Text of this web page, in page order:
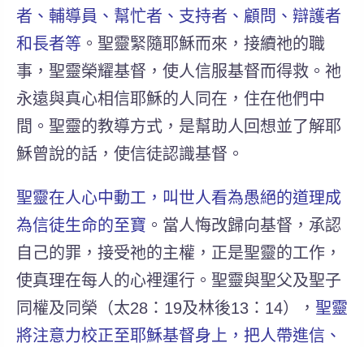
者、輔導員、幫忙者、支持者、顧問、辯護者
和長者等 。聖靈緊隨耶穌而來，接續祂的職
事，聖靈榮耀基督，使人信服基督而得救。祂
永遠與真心相信耶穌的人同在，住在他們中
間。聖靈的教導方式，是幫助人回想並了解耶
穌曾說的話，使信徒認識基督。
聖靈在人心中動工，叫世人看為愚絕的道理成
為信徒生命的至寶 。當人悔改歸向基督，承認
自己的罪，接受祂的主權，正是聖靈的工作，
使真理在每人的心裡運行。聖靈與聖父及聖子
同權及同榮（太28：19及林後13：14）， 聖靈
將注意力校正至耶穌基督身上，把人帶進信、